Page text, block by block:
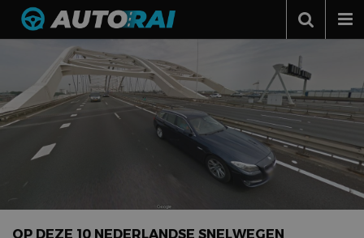
Autonieuws
Podcast
Autotests
Automerken
Contact
OP DEZE 10 NEDERLANDSE SNELWEGEN